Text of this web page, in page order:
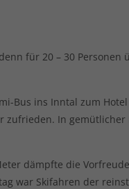
für 20 – 30 Personen
Bus ins Inntal zum Hotel
zufrieden. In
dämpfte die
war Skifahren der